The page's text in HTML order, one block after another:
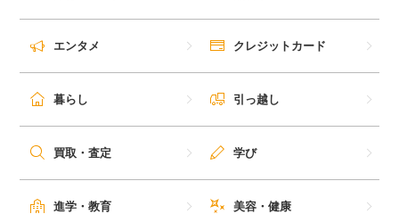
エンタメ クレジットカード
暮らし 引っ越し
買取・査定 学び
進学・教育 美容・健康